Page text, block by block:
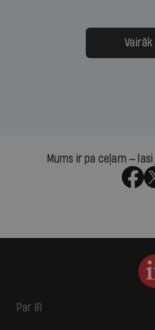
Mums ir pa ceļam —
Par IR